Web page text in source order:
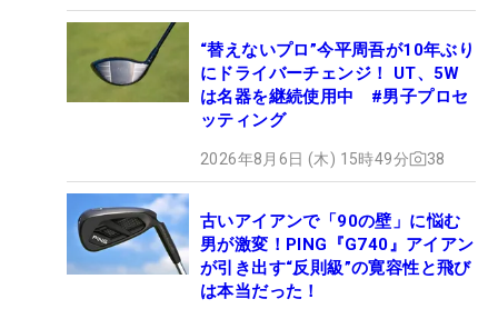
“替えないプロ”今平周吾が10年ぶり
にドライバーチェンジ！ UT、5W
は名器を継続使用中 #男子プロセ
ッティング
2026年8月6日 (木) 15時49分 38
古いアイアンで「90の壁」に悩む
男が激変！PING『G740』アイアン
が引き出す“反則級”の寛容性と飛び
は本当だった！